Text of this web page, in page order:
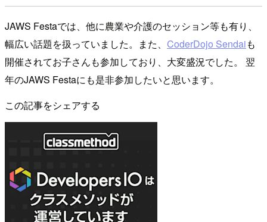
JAWS Festaでは、他に農業や介護のセッション等も有り、
幅広い話題を扱っていました。また、 CoderDojo Sendaiも
開催されてお子さんも参加しており、大変盛況でした。 翌
年のJAWS Festaにも是非参加したいと思います。
この記事をシェアする